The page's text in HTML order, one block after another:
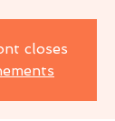
closes